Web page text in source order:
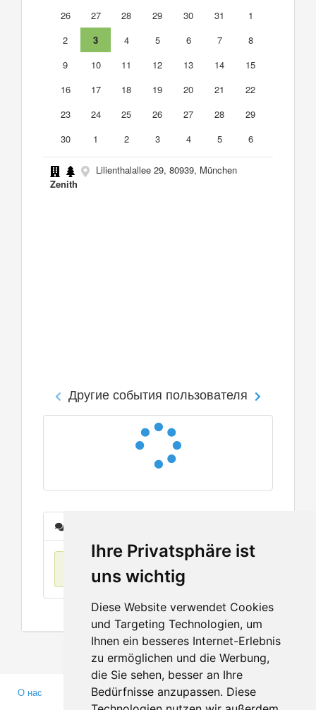
Ihre Privatsphäre ist
uns wichtig
Diese Website verwendet Cookies
und Targeting Technologien, um
Ihnen ein besseres Internet-Erlebnis
zu ermöglichen und die Werbung,
die Sie sehen, besser an Ihre
Bedürfnisse anzupassen. Diese
26
27 28 29 30 31
1
2
3 4 5 6 7
8
9
10 11 12 13 14
15
16
17 18 19 20 21
22
23
24 25 26 27 28
29
30
1 2 3 4 5 6
Lilienthalallee 29, 80939, München
Zenith
Другие события пользователя
О нас
Партнерам